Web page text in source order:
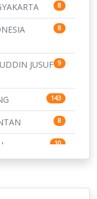
8
8
JUSUF 9
143
8
10